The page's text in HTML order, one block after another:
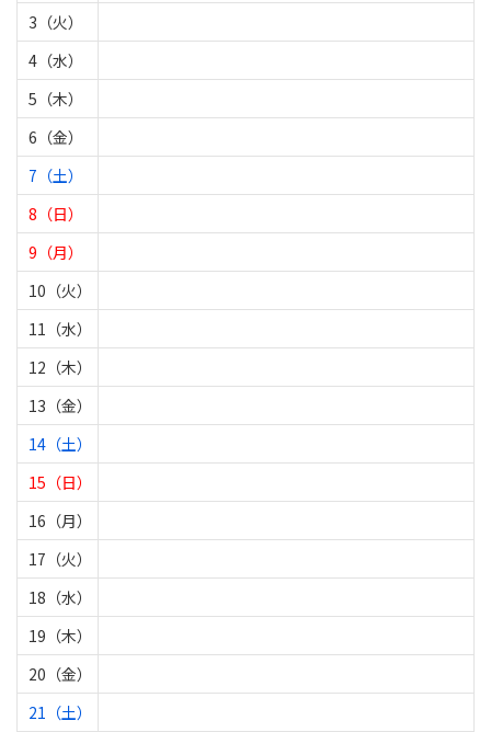
3（火）
4（水）
5（木）
6（金）
7（土）
8（日）
9（月）
10（火）
11（水）
12（木）
13（金）
14（土）
15（日）
16（月）
17（火）
18（水）
19（木）
20（金）
21（土）